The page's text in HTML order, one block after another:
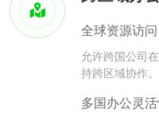
全球资源访问
允许跨国公司
持跨区域协作。
多国办公灵